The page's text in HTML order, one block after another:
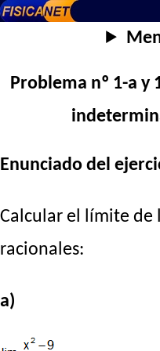
Problema nº 1-a y
Enunciado del
Calcular el límite de
racionales:
a)